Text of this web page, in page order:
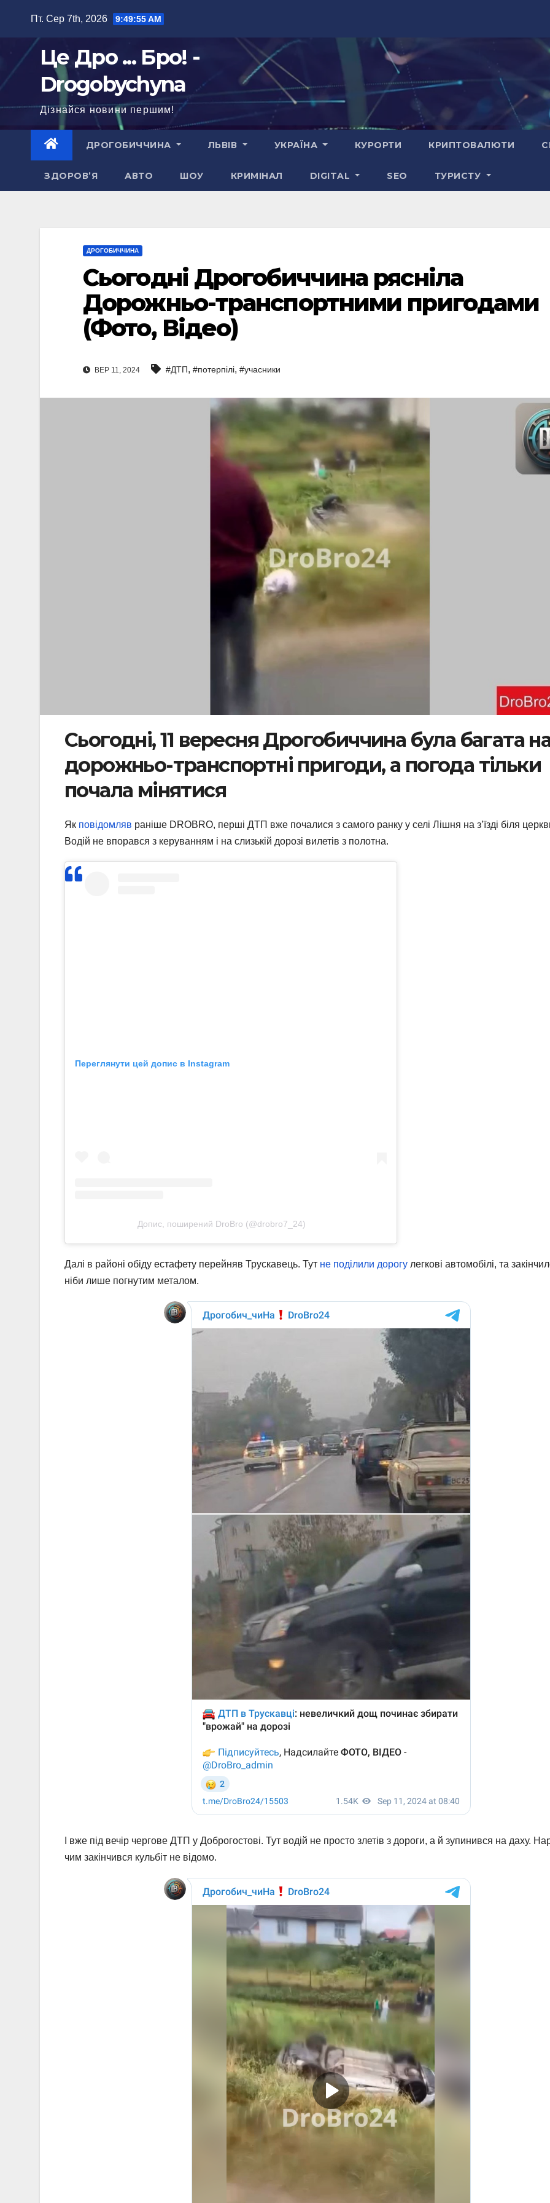
Пт. Сер 7th, 2026 9:49:56 AM
Це Дро ... Бро! -
Drogobychyna
Дізнайся новини першим!
ДРОГОБИЧЧИНА ЛЬВІВ УКРАЇНА КУРОРТИ КРИПТОВАЛЮТИ
ЗДОРОВ’Я АВТО ШОУ КРИМІНАЛ DIGITAL SEO ТУРИСТУ
ДРОГОБИЧЧИНА
Сьогодні Дрогобиччина рясніла
Дорожньо-транспортними пригодами
(Фото, Відео)
ВЕР 11, 2024 #ДТП, #потерпілі, #учасники
Сьогодні, 11 вересня Дрогобиччина була багата
дорожньо-транспортні пригоди, а погода тільки
почала мінятися
Як повідомляв раніше DROBRO, перші ДТП вже почалися з самого ранку у селі Лішня на з’їзді біля
Водій не впорався з керуванням і на слизькій дорозі вилетів з полотна.
Переглянути цей допис в Instagram
Допис, поширений DroBro (@drobro7_24)
Далі в районі обіду естафету перейняв Трускавець. Тут не поділили дорогу легкові автомобілі, та
ніби лише погнутим металом.
І вже під вечір чергове ДТП у Доброгостові. Тут водій не просто злетів з дороги, а й зупинився на даху.
чим закінчився кульбіт не відомо.